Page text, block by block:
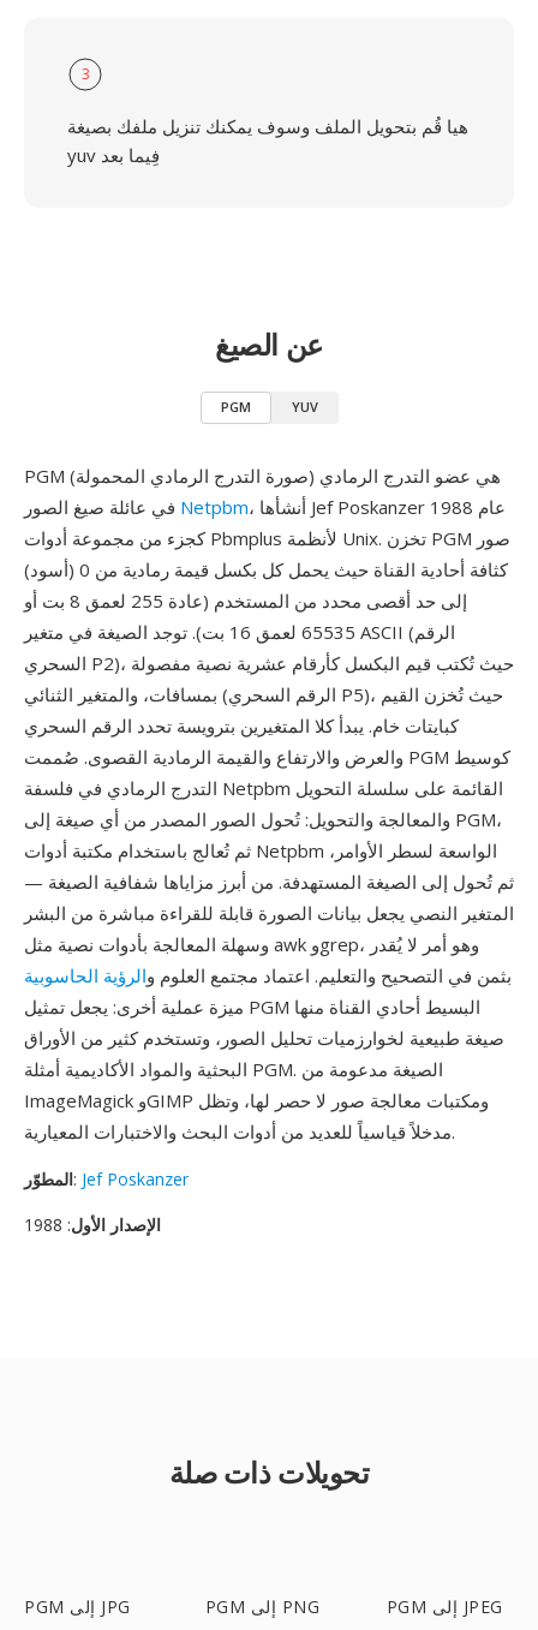
3
هيا قُم بتحويل الملف وسوف يمكنك تنزيل ملفك بصيغة
yuv فِيما بعد
عن الصيغ
PGM YUV
PGM (صورة التدرج الرمادي المحمولة) هي عضو التدرج الرمادي
Netpbm، أنشأها Jef Poskanzer عام 1988
كجزء من مجموعة أدوات Pbmplus لأنظمة Unix. تخزن PGM صور
كثافة أحادية القناة حيث يحمل كل بكسل قيمة رمادية من 0 (أسود)
إلى حد أقصى محدد من المستخدم (عادة 255 لعمق 8 بت أو
65535 لعمق 16 بت). توجد الصيغة في متغير ASCII (الرقم
السحري P2)، حيث تُكتب قيم البكسل كأرقام عشرية نصية مفصولة
بمسافات، والمتغير الثنائي (الرقم السحري P5)، حيث تُخزن القيم
كبايتات خام. يبدأ كلا المتغيرين بترويسة تحدد الرقم السحري
والعرض والارتفاع والقيمة الرمادية القصوى. صُممت PGM كوسيط
التدرج الرمادي في فلسفة Netpbm القائمة على سلسلة التحويل
والمعالجة والتحويل: تُحول الصور المصدر من أي صيغة إلى PGM،
ثم تُعالج باستخدام مكتبة أدوات Netpbm الواسعة لسطر الأوامر،
ثم تُحول إلى الصيغة المستهدفة. من أبرز مزاياها شفافية الصيغة —
المتغير النصي يجعل بيانات الصورة قابلة للقراءة مباشرة من البشر
وسهلة المعالجة بأدوات نصية مثل awk وgrep، وهو أمر لا يُقدر
بثمن في التصحيح والتعليم. اعتماد مجتمع العلوم والرؤية الحاسوبية
ميزة عملية أخرى: يجعل تمثيل PGM البسيط أحادي القناة منها
صيغة طبيعية لخوارزميات تحليل الصور، وتستخدم كثير من الأوراق
البحثية والمواد الأكاديمية أمثلة PGM. الصيغة مدعومة من
ImageMagick وGIMP ومكتبات معالجة صور لا حصر لها، وتظل
مدخلاً قياسياً للعديد من أدوات البحث والاختبارات المعيارية.
المطوّر: Jef Poskanzer
الإصدار الأول: 1988
تحويلات ذات صلة
PGM إلى JPG PGM إلى PNG PGM إلى JPEG